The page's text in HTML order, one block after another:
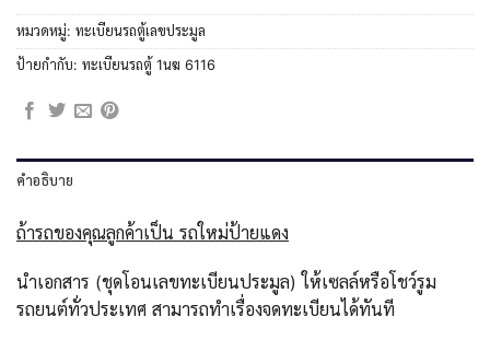
หมวดหมู่: ทะเบียนรถตู้เลขประมูล
ป้ายกำกับ: ทะเบียนรถตู้ 1นฆ 6116
คำอธิบาย
ถ้ารถของคุณลูกค้าเป็น รถใหม่ป้ายแดง
นำเอกสาร (ชุดโอนเลขทะเบียนประมูล) ให้เซลล์หรือโชว์รูม
รถยนต์ทั่วประเทศ สามารถทำเรื่องจดทะเบียนได้ทันที